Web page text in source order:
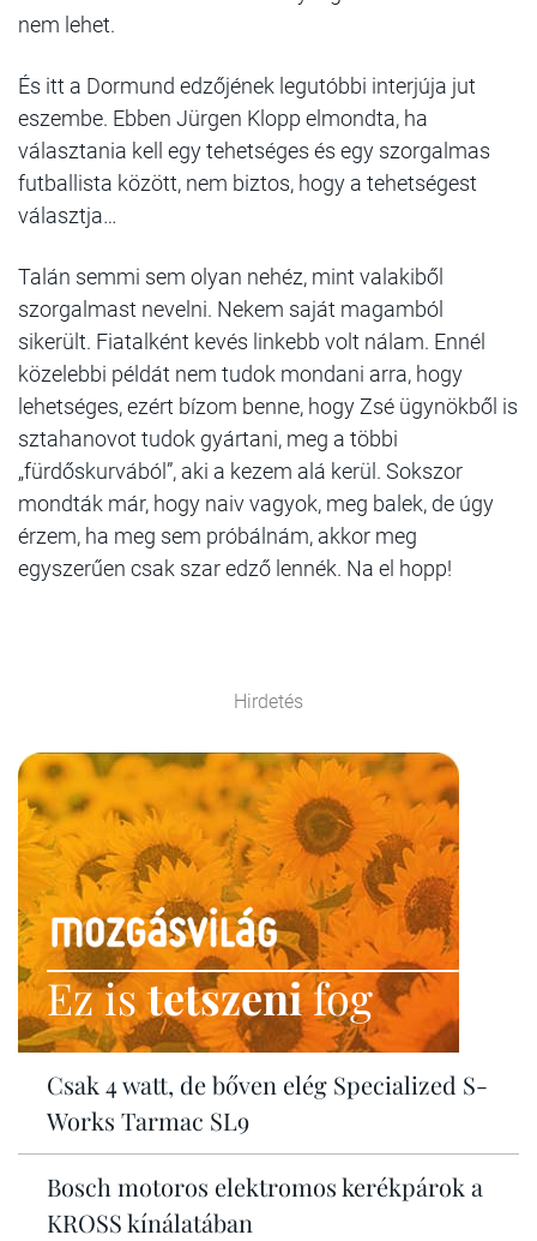
nem lehet.
És itt a Dormund edzőjének legutóbbi interjúja jut
eszembe. Ebben Jürgen Klopp elmondta, ha
választania kell egy tehetséges és egy szorgalmas
futballista között, nem biztos, hogy a tehetségest
választja…
Talán semmi sem olyan nehéz, mint valakiből
szorgalmast nevelni. Nekem saját magamból
sikerült. Fiatalként kevés linkebb volt nálam. Ennél
közelebbi példát nem tudok mondani arra, hogy
lehetséges, ezért bízom benne, hogy Zsé ügynökből is
sztahanovot tudok gyártani, meg a többi
„fürdőskurvából”, aki a kezem alá kerül. Sokszor
mondták már, hogy naiv vagyok, meg balek, de úgy
érzem, ha meg sem próbálnám, akkor meg
egyszerűen csak szar edző lennék. Na el hopp!
Hirdetés
Ez istetszenifog
Csak 4 watt, de bőven elég Specialized S-
Works Tarmac SL9
Bosch motoros elektromos kerékpárok a
KROSS kínálatában